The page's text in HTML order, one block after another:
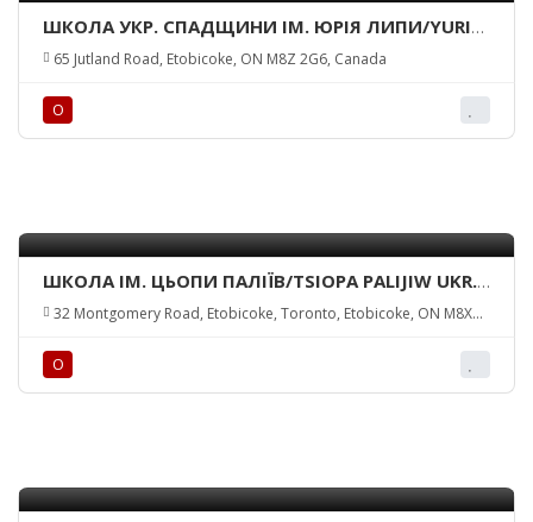
ШКОЛА УКР. СПАДЩИНИ ІМ. ЮРІЯ ЛИПИ/YURI
LYPA UKR. HERITAGE ACADEMY
65 Jutland Road, Etobicoke, ON M8Z 2G6, Canada
О
ШКОЛА ІМ. ЦЬОПИ ПАЛІЇВ/TSIOPA PALIJIW UKR.
SCHOOL
32 Montgomery Road, Etobicoke, Toronto, Etobicoke, ON M8X
О